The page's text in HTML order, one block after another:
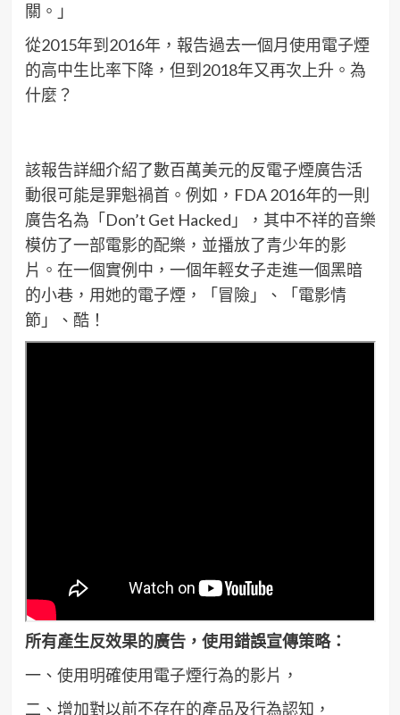
關。」
從2015年到2016年，報告過去一個月使用電子煙
的高中生比率下降，但到2018年又再次上升。為
什麼？
該報告詳細介紹了數百萬美元的反電子煙廣告活
動很可能是罪魁禍首。例如，FDA 2016年的一則
廣告名為「Don’t Get Hacked」，其中不祥的音樂
模仿了一部電影的配樂，並播放了青少年的影
片。在一個實例中，一個年輕女子走進一個黑暗
的小巷，用她的電子煙，「冒險」、「電影情
節」、酷！
所有產生反效果的廣告，使用錯誤宣傳策略：
一、使用明確使用電子煙行為的影片，
二、增加對以前不存在的產品及行為認知，